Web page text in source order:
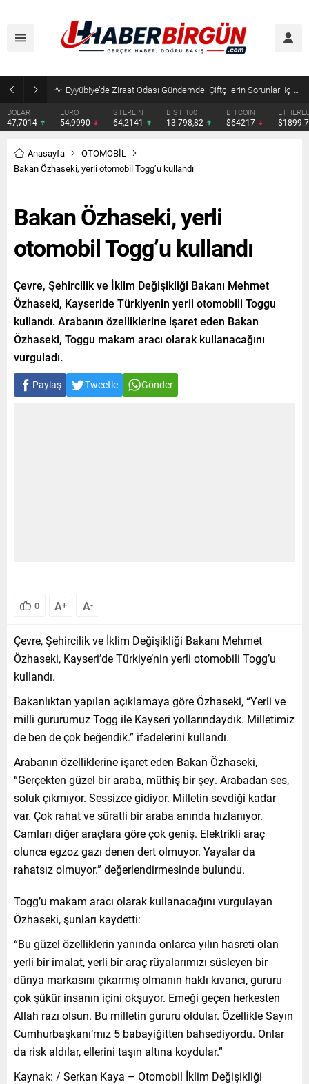
Eyyübiye’de Ziraat Odası Gündemde: Çiftçilerin Sorunları İçin Yeni Çağrı
DOLAR
47,7014
EURO
54,9990
STERLİN
64,2141
BIST 100
13.798,82
BITCOIN
$64217
Anasayfa
OTOMOBİL
Bakan Özhaseki, yerli otomobil Togg’u kullandı
Bakan Özhaseki, yerli
otomobil Togg’u kullandı
Çevre, Şehircilik ve İklim Değişikliği Bakanı Mehmet
Özhaseki, Kayseride Türkiyenin yerli otomobili Toggu
kullandı. Arabanın özelliklerine işaret eden Bakan
Özhaseki, Toggu makam aracı olarak kullanacağını
vurguladı.
Paylaş Tweetle Gönder
0 A+ A-
Çevre, Şehircilik ve İklim Değişikliği Bakanı Mehmet
Özhaseki, Kayseri’de Türkiye’nin yerli otomobili Togg’u
kullandı.
Bakanlıktan yapılan açıklamaya göre Özhaseki, “Yerli ve
milli gururumuz Togg ile Kayseri yollarındaydık. Milletimiz
de ben de çok beğendik.” ifadelerini kullandı.
Arabanın özelliklerine işaret eden Bakan Özhaseki,
“Gerçekten güzel bir araba, müthiş bir şey. Arabadan ses,
soluk çıkmıyor. Sessizce gidiyor. Milletin sevdiği kadar
var. Çok rahat ve süratli bir araba anında hızlanıyor.
Camları diğer araçlara göre çok geniş. Elektrikli araç
olunca egzoz gazı denen dert olmuyor. Yayalar da
rahatsız olmuyor.” değerlendirmesinde bulundu.
Togg’u makam aracı olarak kullanacağını vurgulayan
Özhaseki, şunları kaydetti:
“Bu güzel özelliklerin yanında onlarca yılın hasreti olan
yerli bir imalat, yerli bir araç rüyalarımızı süsleyen bir
dünya markasını çıkarmış olmanın haklı kıvancı, gururu
çok şükür insanın içini okşuyor. Emeği geçen herkesten
Allah razı olsun. Bu milletin gururu oldular. Özellikle Sayın
Cumhurbaşkanı’mız 5 babayiğitten bahsediyordu. Onlar
da risk aldılar, ellerini taşın altına koydular.”
Kaynak: / Serkan Kaya – Otomobil İklim Değişikliği